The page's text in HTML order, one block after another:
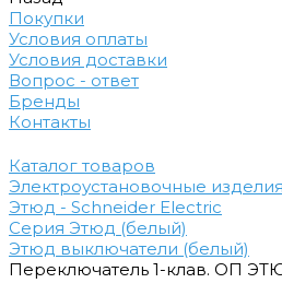
Покупки
Условия оплаты
Условия доставки
Вопрос - ответ
Бренды
Контакты
Каталог товаров
Электроустановочные изделия
Этюд - Schneider Electric
Серия Этюд (белый)
Этюд выключатели (белый)
Переключатель 1-клав. ОП